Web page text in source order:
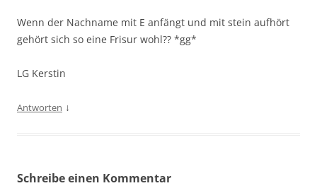
Wenn der Nachname mit E anfängt und mit stein aufhört
gehört sich so eine Frisur wohl?? *gg*
LG Kerstin
Antworten ↓
Schreibe einen Kommentar